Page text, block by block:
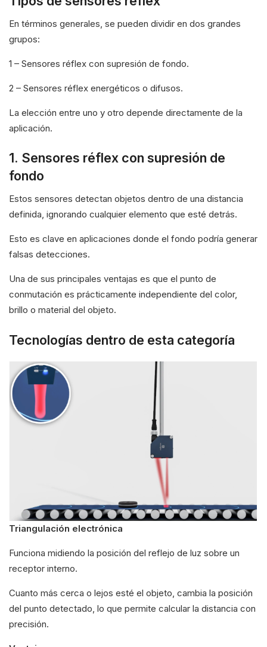
En términos generales, se pueden dividir en dos grandes
grupos:
1 – Sensores réflex con supresión de fondo.
2 – Sensores réflex energéticos o difusos.
La elección entre uno y otro depende directamente de la
aplicación.
1. Sensores réflex con supresión de
fondo
Estos sensores detectan objetos dentro de una distancia
definida, ignorando cualquier elemento que esté detrás.
Esto es clave en aplicaciones donde el fondo podría generar
falsas detecciones.
Una de sus principales ventajas es que el punto de
conmutación es prácticamente independiente del color,
brillo o material del objeto.
Tecnologías dentro de esta categoría
Triangulación electrónica
Funciona midiendo la posición del reflejo de luz sobre un
receptor interno.
Cuanto más cerca o lejos esté el objeto, cambia la posición
del punto detectado, lo que permite calcular la distancia con
precisión.